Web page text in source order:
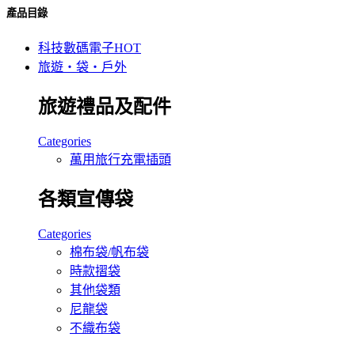
產品目錄
科技數碼電子HOT
旅遊‧袋‧戶外
旅遊禮品及配件
Categories
萬用旅行充電插頭
各類宣傳袋
Categories
棉布袋/帆布袋
時款摺袋
其他袋類
尼龍袋
不織布袋